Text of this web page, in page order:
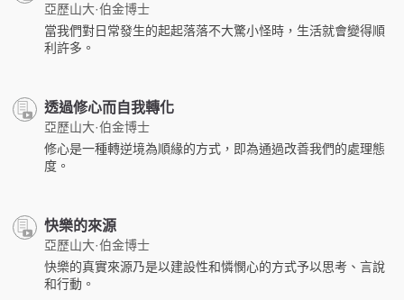
亞歷山大·伯金博士
當我們對日常發生的起起落落不大驚小怪時，生活就會變得順
利許多。
透過修心而自我轉化
亞歷山大·伯金博士
修心是一種轉逆境為順緣的方式，即為通過改善我們的處理態
度。
快樂的來源
亞歷山大·伯金博士
快樂的真實來源乃是以建設性和憐憫心的方式予以思考、言說
和行動。